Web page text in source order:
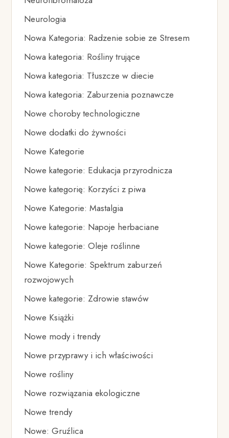
Neurologia
Nowa Kategoria: Radzenie sobie ze Stresem
Nowa kategoria: Rośliny trujące
Nowa kategoria: Tłuszcze w diecie
Nowa kategoria: Zaburzenia poznawcze
Nowe choroby technologiczne
Nowe dodatki do żywności
Nowe Kategorie
Nowe kategorie: Edukacja przyrodnicza
Nowe kategorię: Korzyści z piwa
Nowe Kategorie: Mastalgia
Nowe kategorie: Napoje herbaciane
Nowe kategorie: Oleje roślinne
Nowe Kategorie: Spektrum zaburzeń
rozwojowych
Nowe kategorie: Zdrowie stawów
Nowe Książki
Nowe mody i trendy
Nowe przyprawy i ich właściwości
Nowe rośliny
Nowe rozwiązania ekologiczne
Nowe trendy
Nowe: Gruźlica